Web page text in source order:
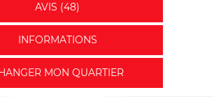
AVIS (48)
INFORMATIONS
MON QUARTIER